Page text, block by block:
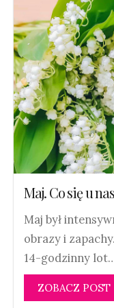
Maj. Co się u
Maj był
obrazy i
14-godzinny
ZOBACZ POST